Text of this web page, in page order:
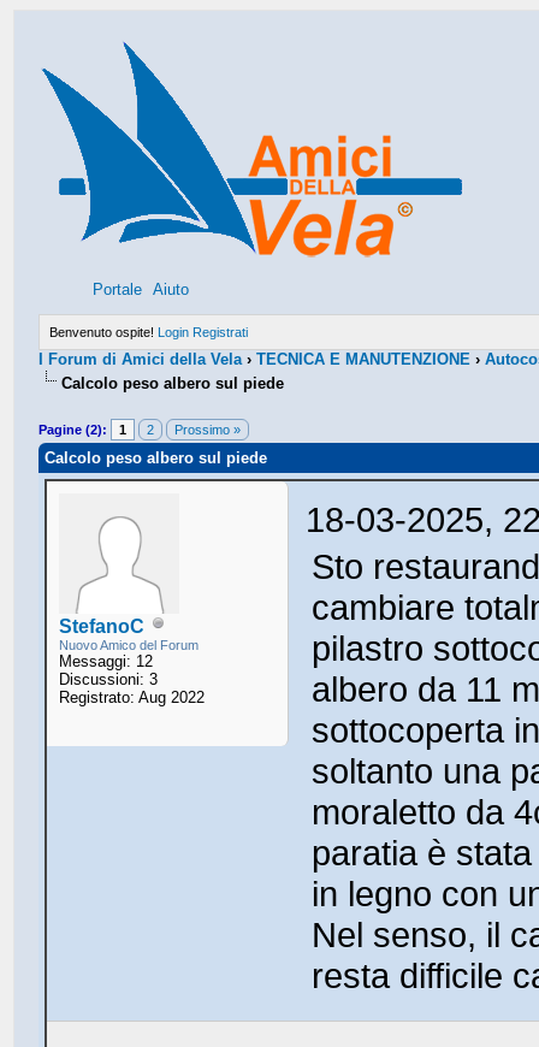
Portale Aiuto
Benvenuto ospite! Login Registrati
I Forum di Amici della Vela›TECNICA E MANUTENZIONE ›
Calcolo peso albero sul piede
Pagine (2): 1 2 Prossimo »
Calcolo peso albero sul piede
StefanoC
Nuovo Amico del Forum
Messaggi: 12
Discussioni: 3
Registrato: Aug 2022
18-03-2025,
Sto
cambiare
pilastro
albero da 11
sottocoperta
soltanto una
moraletto da
paratia è
in legno con
Nel senso, il
resta difficile